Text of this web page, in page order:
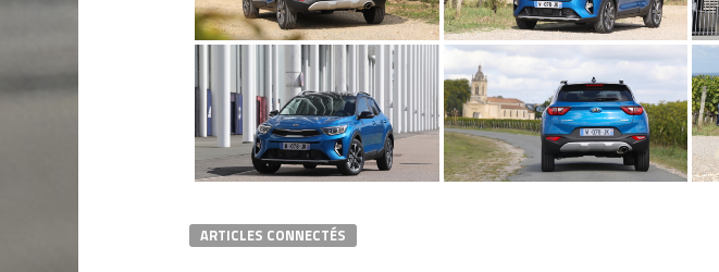
ARTICLES CONNECTÉS